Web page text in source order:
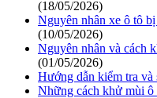
(18/05/2026)
Nguyên nhân xe ô tô
(10/05/2026)
Nguyên nhân và cách
(01/05/2026)
Hướng dẫn kiểm tra
Những cách khử mùi ô